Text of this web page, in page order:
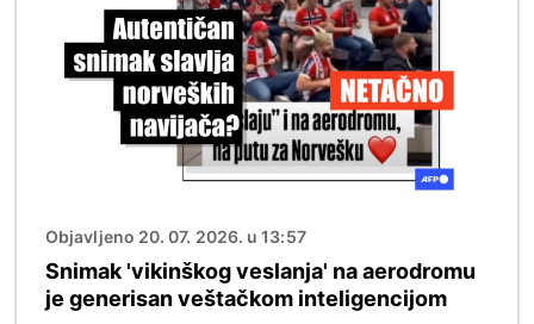
Objavljeno 20. 07. 2026. u 13:57
Snimak 'vikinškog veslanja' na aerodromu
je generisan veštačkom inteligencijom